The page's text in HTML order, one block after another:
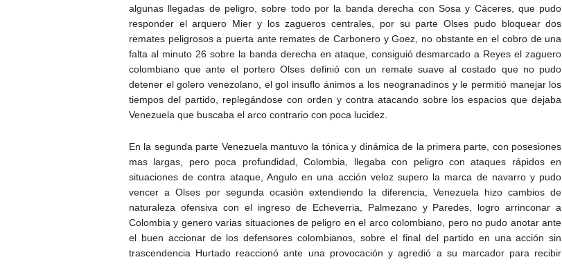
algunas llegadas de peligro, sobre todo por la banda derecha con Sosa y Cáceres, que pudo
responder el arquero Mier y los zagueros centrales, por su parte Olses pudo bloquear dos
remates peligrosos a puerta ante remates de Carbonero y Goez, no obstante en el cobro de una
falta al minuto 26 sobre la banda derecha en ataque, consiguió desmarcado a Reyes el zaguero
colombiano que ante el portero Olses definió con un remate suave al costado que no pudo
detener el golero venezolano, el gol insuflo ánimos a los neogranadinos y le permitió manejar los
tiempos del partido, replegándose con orden y contra atacando sobre los espacios que dejaba
Venezuela que buscaba el arco contrario con poca lucidez.
En la segunda parte Venezuela mantuvo la tónica y dinámica de la primera parte, con posesiones
mas largas, pero poca profundidad, Colombia, llegaba con peligro con ataques rápidos en
situaciones de contra ataque, Angulo en una acción veloz supero la marca de navarro y pudo
vencer a Olses por segunda ocasión extendiendo la diferencia, Venezuela hizo cambios de
naturaleza ofensiva con el ingreso de Echeverria, Palmezano y Paredes, logro arrinconar a
Colombia y genero varias situaciones de peligro en el arco colombiano, pero no pudo anotar ante
el buen accionar de los defensores colombianos, sobre el final del partido en una acción sin
trascendencia Hurtado reaccionó ante una provocación y agredió a su marcador para recibir